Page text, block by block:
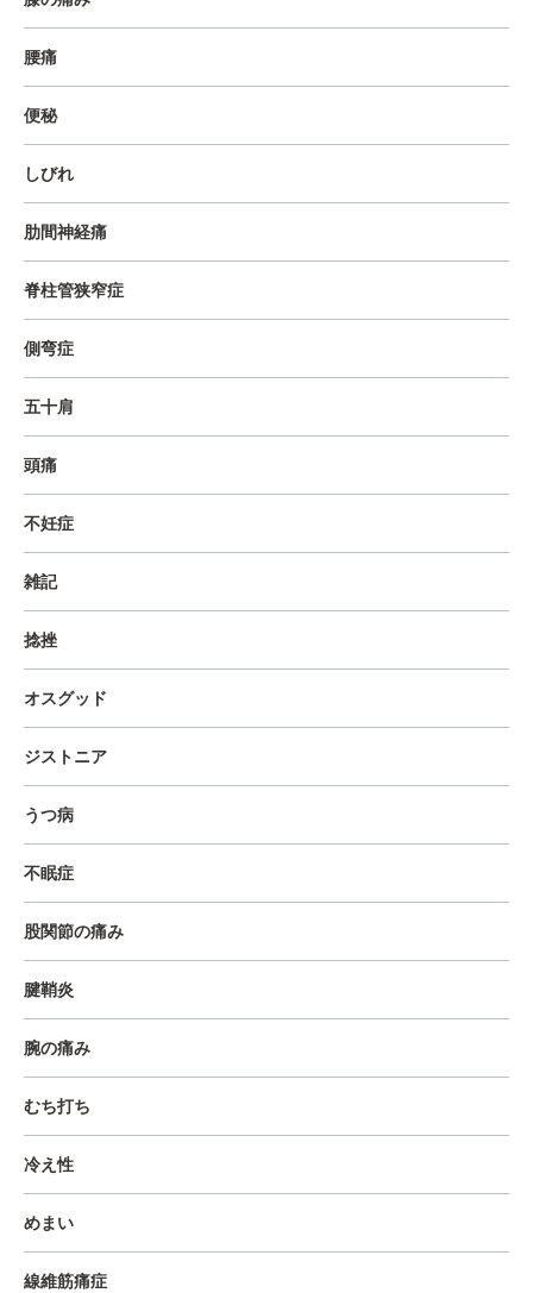
腰痛
便秘
しびれ
肋間神経痛
脊柱管狭窄症
側弯症
五十肩
頭痛
不妊症
雑記
捻挫
オスグッド
ジストニア
うつ病
不眠症
股関節の痛み
腱鞘炎
腕の痛み
むち打ち
冷え性
めまい
線維筋痛症